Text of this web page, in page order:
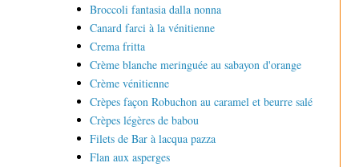
Broccoli fantasia dalla nonna
Canard farci à la vénitienne
Crema fritta
Crème blanche meringuée au sabayon d'orange
Crème vénitienne
Crèpes façon Robuchon au caramel et beurre salé
Crèpes légères de babou
Filets de Bar à lacqua pazza
Flan aux asperges